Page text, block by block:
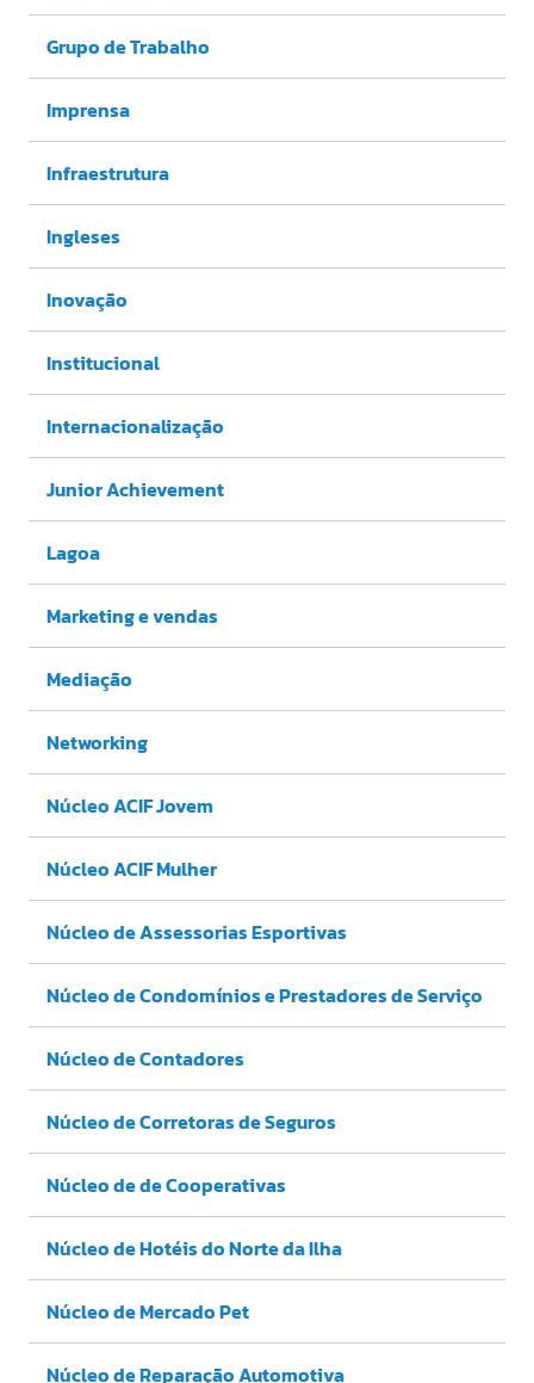
Grupo de Trabalho
Imprensa
Infraestrutura
Ingleses
Inovação
Institucional
Internacionalização
Junior Achievement
Lagoa
Marketing e vendas
Mediação
Networking
Núcleo ACIF Jovem
Núcleo ACIF Mulher
Núcleo de Assessorias Esportivas
Núcleo de Condomínios e Prestadores de Serviço
Núcleo de Contadores
Núcleo de Corretoras de Seguros
Núcleo de de Cooperativas
Núcleo de Hotéis do Norte da Ilha
Núcleo de Mercado Pet
Núcleo de Reparação Automotiva